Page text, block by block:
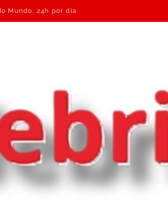
Mundo, 24h por dia